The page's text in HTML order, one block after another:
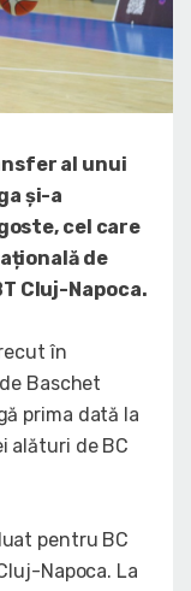
al unui
și-a
cel care
de
Cluj-Napoca.
în
Baschet
prima dată la
alături de BC
pentru BC
Napoca. La